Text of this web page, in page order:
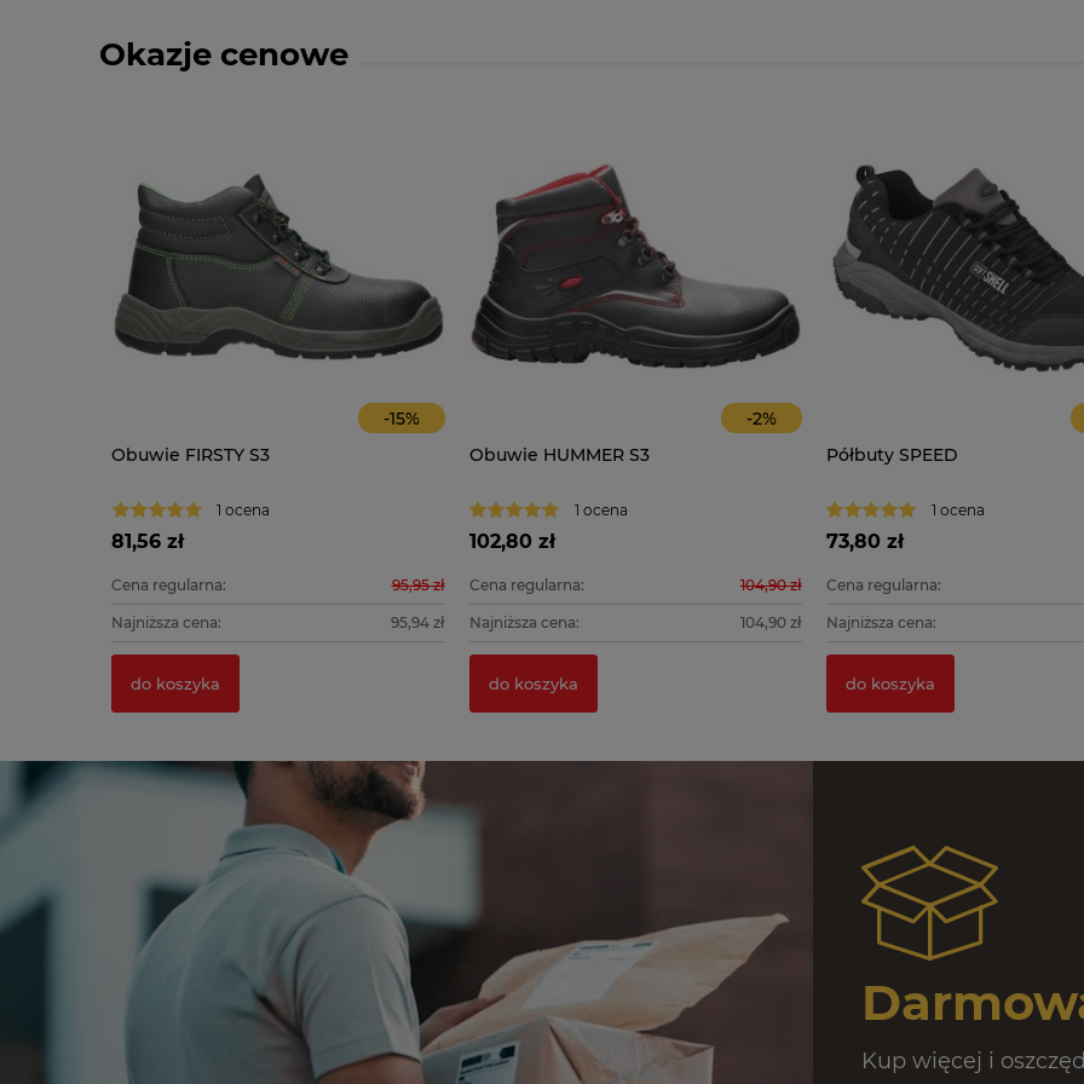
Okazje cenowe
-15%
Obuwie FIRSTY S3
1 ocena
81,56 zł
Cena regularna: 95,95 zł
Najniższa cena: 95,94 zł
do koszyka
-2%
Obuwie HUMMER S3
1 ocena
102,80 zł
Cena regularna: 104,90 zł
Najniższa cena: 104,90 zł
do koszyka
Półbuty SPEED
1 ocena
73,80 zł
Cena regularna:
Najniższa cena:
do koszyka
Kup więcej i